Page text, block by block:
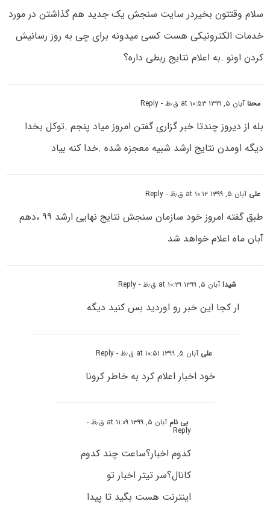
سلام وقتتون بخیردر سایت سنجش یک جدید هم گذاشتن در مورد
خدمات الکترونیکی هست کسی میدونه برای چی به روز رسانیش
کردن اونو .به اعلام نتایج ربطی داره؟
محناآبان ۵, ۱۳۹۹ at ۱۰:۵۳ ق٫ظ - Reply
بله از دیروز چندتا خبر گزاری گفتن امروز میاد پنجم .توکل بخدا
دیگه اومدن نتایج ارشد شبیه معجزه شده .خدا کنه بیاد
علی آبان ۵, ۱۳۹۹ at ۱۰:۱۲ ق٫ظ - Reply
طبق گفته امروز خود سازمان سنجش نتایج نهایی ارشد ۹۹ ،دهم
آبان ماه اعلام خواهد شد
شیداآبان ۵, ۱۳۹۹ at ۱۰:۲۹ ق٫ظ - Reply
ار کجا این خبر رو اوردید بس کنید دیگه
علی آبان ۵, ۱۳۹۹ at ۱۰:۵۱ ق٫ظ - Reply
خود اخبار اعلام کرد به خاطر کرونا
بی نام آبان ۵, ۱۳۹۹ at ۱۱:۰۹ ق٫ظ -
Reply
کدوم اخبار؟ساعت چند کدوم
کانال؟سر تیتر اخبار تو
اینترنت هست بگید تا پیدا